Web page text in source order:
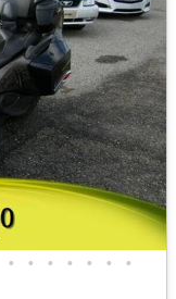
• • • • • • •